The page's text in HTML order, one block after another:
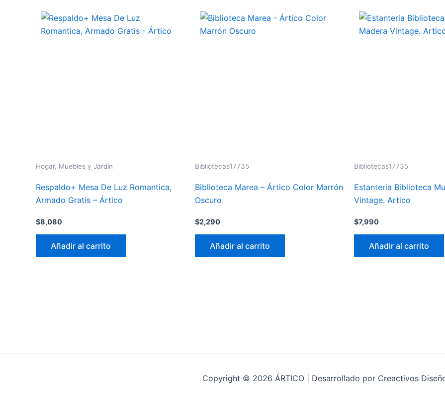
Hogar, Muebles y Jardín
Respaldo+ Mesa De Luz Romantica,
Armado Gratis – Ártico
$8,080
Añadir al carrito
Bibliotecas17735
Biblioteca Marea – Ártico Color Marrón
Oscuro
$2,290
Añadir al carrito
Bibliotecas17735
Estanteria Biblioteca
Vintage. Artico
$7,990
Añadir al carrito
Copyright © 2026 ÁRTICO | Desarrollado por Creactivos